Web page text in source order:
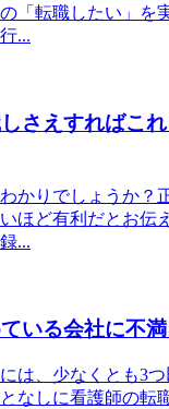
「転職したい」
...
さえすればこ
かりでしょうか？
ほど有利だとお伝
...
いる会社に不
は、少なくとも3
なしに看護師の